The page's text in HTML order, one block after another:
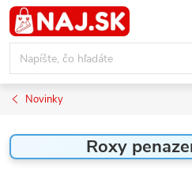
Prejsť
na
obsah
Novinky
Roxy